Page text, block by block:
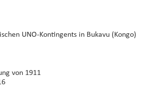
UNO-Kontingents in Bukavu (Kongo)
von 1911